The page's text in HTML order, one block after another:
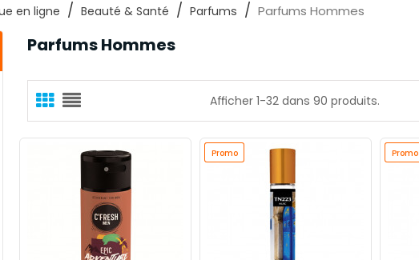
en ligne Beauté & Santé Parfums Parfums Hommes
Parfums Hommes
Afficher 1-32 dans 90 produits.
Promo
Promo Promo
Promo